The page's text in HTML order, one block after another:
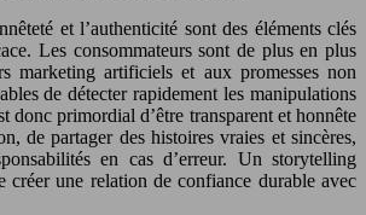
et l’authenticité sont des éléments clés
Les consommateurs sont de plus en plus
marketing artificiels et aux promesses non
de détecter rapidement les manipulations
donc primordial d’être transparent et honnête
de partager des histoires vraies et sincères,
en cas d’erreur. Un storytelling
créer une relation de confiance durable avec